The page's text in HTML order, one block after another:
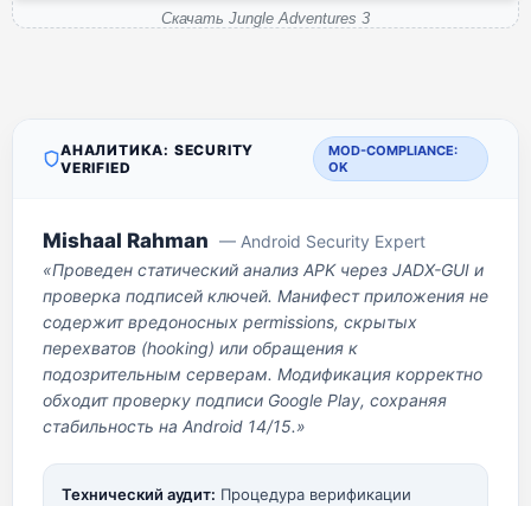
Скачать Jungle Adventures 3
АНАЛИТИКА: SECURITY
VERIFIED
MOD-COMPLIANCE:
OK
Mishaal Rahman — Android Security Expert
«Проведен статический анализ APK через JADX-GUI и
проверка подписей ключей. Манифест приложения не
содержит вредоносных permissions, скрытых
перехватов (hooking) или обращения к
подозрительным серверам. Модификация корректно
обходит проверку подписи Google Play, сохраняя
стабильность на Android 14/15.»
Технический аудит: Процедура верификации